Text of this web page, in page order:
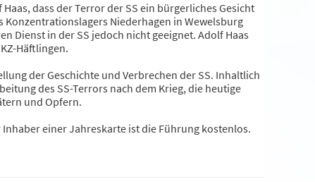
dass der Terror der SS ein bürgerliches Gesicht
Niederhagen in Wewelsburg
Dienst in der SS jedoch nicht geeignet. Adolf Haas
Häftlingen.
der Geschichte und Verbrechen der SS. Inhaltlich
des SS-Terrors nach dem Krieg, die heutige
und Opfern.
einer Jahreskarte ist die Führung kostenlos.